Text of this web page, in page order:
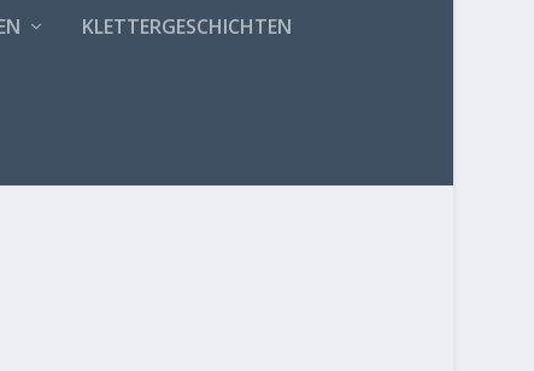
KLETTERGESCHICHTEN